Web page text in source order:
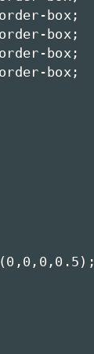
box;
box;
box;
box;